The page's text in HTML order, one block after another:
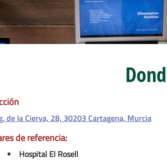
de la Cierva, 28, 30203 Cartagena, Murcia
de referencia:
Hospital El Rosell